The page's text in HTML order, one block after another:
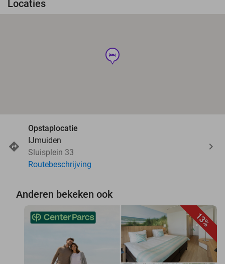
Locaties
hotel
Opstaplocatie
IJmuiden
Sluisplein 33
Routebeschrijving
Anderen bekeken ook
13%